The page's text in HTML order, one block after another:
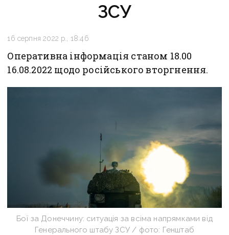
ЗСУ
16 серпня 2022 р., 18:46
Оперативна інформація станом 18.00
16.08.2022 щодо російського вторгнення.
Бої за Донеччину: ситуація за всіма напрямками від
Генерального штабу ЗСУ / фото: Генштаб